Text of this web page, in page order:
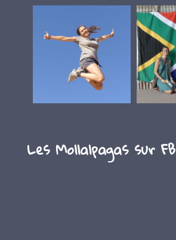
Les Mollalpagas sur FB